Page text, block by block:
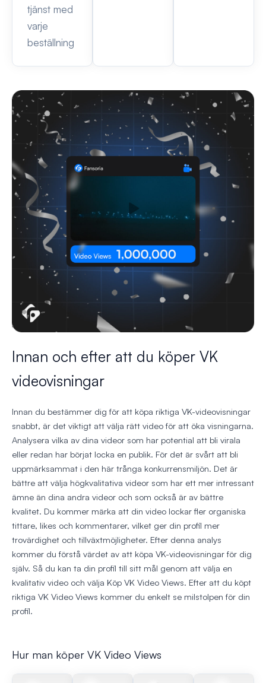
tjänst med
varje
beställning
Innan och efter att du köper VK
videovisningar
Innan du bestämmer dig för att köpa riktiga VK-videovisningar
snabbt, är det viktigt att välja rätt video för att öka visningarna.
Analysera vilka av dina videor som har potential att bli virala
eller redan har börjat locka en publik. För det är svårt att bli
uppmärksammat i den här trånga konkurrensmiljön. Det är
bättre att välja högkvalitativa videor som har ett mer intressant
ämne än dina andra videor och som också är av bättre
kvalitet. Du kommer märka att din video lockar fler organiska
tittare, likes och kommentarer, vilket ger din profil mer
trovärdighet och tillväxtmöjligheter. Efter denna analys
kommer du förstå värdet av att köpa VK-videovisningar för dig
själv. Så du kan ta din profil till sitt mål genom att välja en
kvalitativ video och välja Köp VK Video Views. Efter att du köpt
riktiga VK Video Views kommer du enkelt se milstolpen för din
profil.
Hur man köper VK Video Views